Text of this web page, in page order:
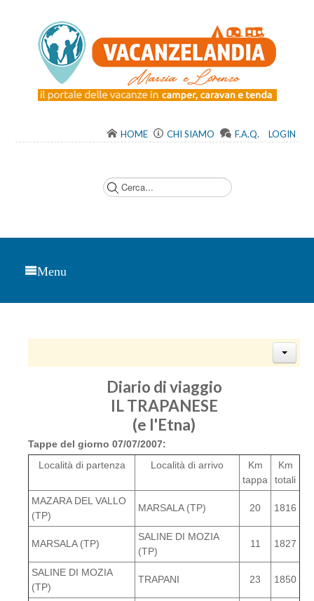
HOME CHI SIAMO F.A.Q. LOGIN
Menu
Diario di viaggio
IL TRAPANESE
(e l'Etna)
Tappe del giorno 07/07/2007:
Località di partenza
Località di arrivo
Km
tappa
Km
totali
MAZARA DEL VALLO
(TP)
MARSALA (TP) 20 1816
MARSALA (TP)
SALINE DI MOZIA
(TP)
11 1827
SALINE DI MOZIA
(TP)
TRAPANI 23 1850